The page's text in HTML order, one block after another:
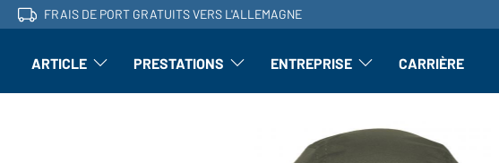
FRAIS DE PORT GRATUITS VERS L'ALLEMAGNE
ARTICLE l'article : Ouvrir le sous-menu
PRESTATIONS Perfectionnement : ouvrir le sous-menu
ENTREPRISE L'entreprise : Ouvrir le sous-menu
CARRIÈRE